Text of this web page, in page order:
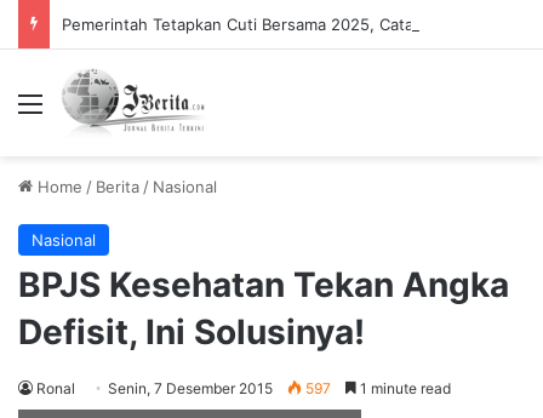
Menu
Home / Berita / Nasional
Nasional
BPJS Kesehatan Tekan Angka
Defisit, Ini Solusinya!
Ronal Senin, 7 Desember 2015 597 1 minute read